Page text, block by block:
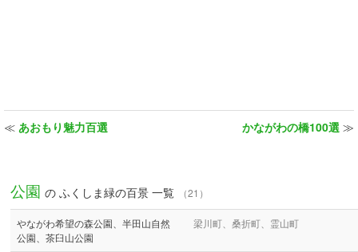
≪ あおもり魅力百選 かながわの橋100選 ≫
公園 の ふくしま緑の百景 一覧 （21）
やながわ希望の森公園、半田山自然
公園、茶臼山公園
梁川町、桑折町、霊山町